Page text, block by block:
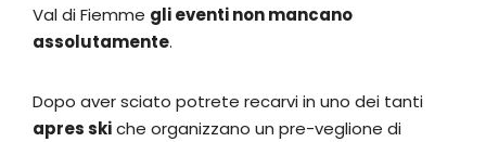
Val di Fiemme gli eventi non mancano
assolutamente.
Dopo aver sciato potrete recarvi in uno dei tanti
apres skiche organizzano un pre-veglione di